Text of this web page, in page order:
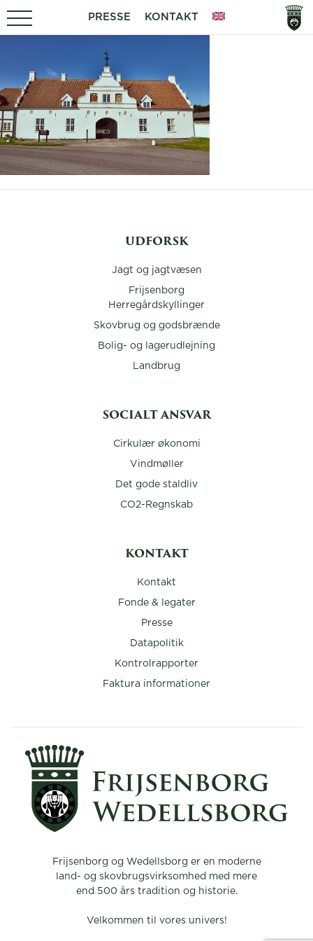
PRESSE KONTAKT
Frijsenborg og Wedellsborg er en moderne
land- og skovbrugsvirksomhed med mere
end 500 års tradition og historie.
Velkommen til vores univers!
UDFORSK
Jagt og jagtvæsen
Frijsenborg
Herregårdskyllinger
Skovbrug og godsbrænde
Bolig- og lagerudlejning
Landbrug
SOCIALT ANSVAR
Cirkulær økonomi
Vindmøller
Det gode staldliv
CO2-Regnskab
KONTAKT
Kontakt
Fonde & legater
Presse
Datapolitik
Kontrolrapporter
Faktura informationer